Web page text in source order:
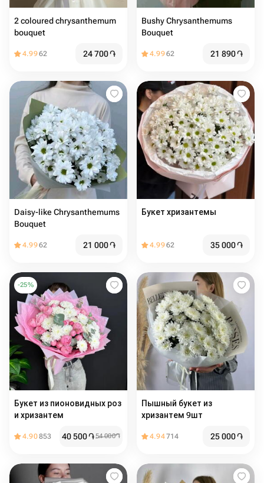
2 coloured chrysanthemum
bouquet
4.9962 24 700֏
Bushy Chrysanthemums
Bouquet️
4.9962 21 890֏
Daisy-like Chrysanthemums
Bouquet
4.9962 21 000֏
Букет хризантемы
4.9962 35 000֏
-25%
Букет из пионовидных роз
и хризантем
4.90853 40 500֏54 000֏
Пышный букет из
хризантем 9шт
4.94714 25 000֏